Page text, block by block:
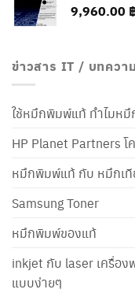
9,960.00
ข่าวสาร IT / บทความ
ใช้หมึกพิมพ์แท้ ทำไมหมึ
HP Planet Partners โ
หมึกพิมพ์แท้ กับ หมึกเที
Samsung Toner
หมึกพิมพ์ของแท้
inkjet กับ laser เครื่อง
แบบง่ายๆ